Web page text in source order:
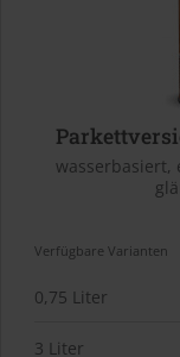
wasserbasiert,
Verfügbare Varianten
0,75 Liter
3 Liter